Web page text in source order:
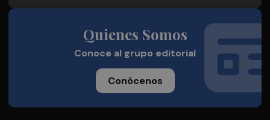
Quienes Somos
Conoce al grupo editorial
Conócenos